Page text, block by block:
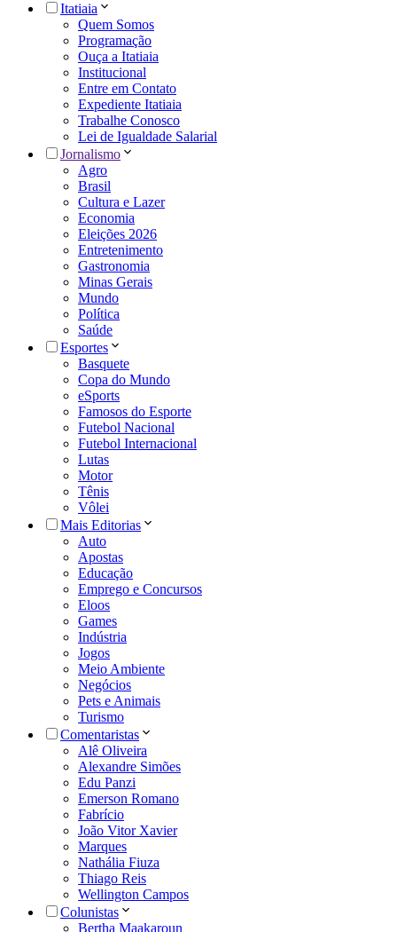
Itatiaia
Quem Somos
Programação
Ouça a Itatiaia
Institucional
Entre em Contato
Expediente Itatiaia
Trabalhe Conosco
Lei de Igualdade Salarial
Jornalismo
Agro
Brasil
Cultura e Lazer
Economia
Eleições 2026
Entretenimento
Gastronomia
Minas Gerais
Mundo
Política
Saúde
Esportes
Basquete
Copa do Mundo
eSports
Famosos do Esporte
Futebol Nacional
Futebol Internacional
Lutas
Motor
Tênis
Vôlei
Mais Editorias
Auto
Apostas
Educação
Emprego e Concursos
Eloos
Games
Indústria
Jogos
Meio Ambiente
Negócios
Pets e Animais
Turismo
Comentaristas
Alê Oliveira
Alexandre Simões
Edu Panzi
Emerson Romano
Fabrício
João Vitor Xavier
Marques
Nathália Fiuza
Thiago Reis
Wellington Campos
Colunistas
Bertha Maakaroun